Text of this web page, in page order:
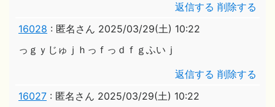
返信する 削除する
16028 : 匿名さん 2025/03/29(土) 10:22
っｇｙじゅｊｈっｆっｄｆｇふいｊ
返信する 削除する
16027 : 匿名さん 2025/03/29(土) 10:22